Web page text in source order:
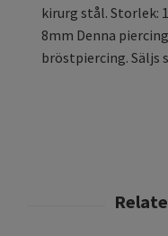
kirurg stål. Storlek:
8mm Denna
bröstpiercing. Säljs